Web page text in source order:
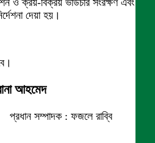
ও ক্রয়-বিক্রয় ভাউচার সংরক্ষণ এবং
দেয়া হয়।
আহমেদ
প্রধান সম্পাদক : ফজলে রাব্বি